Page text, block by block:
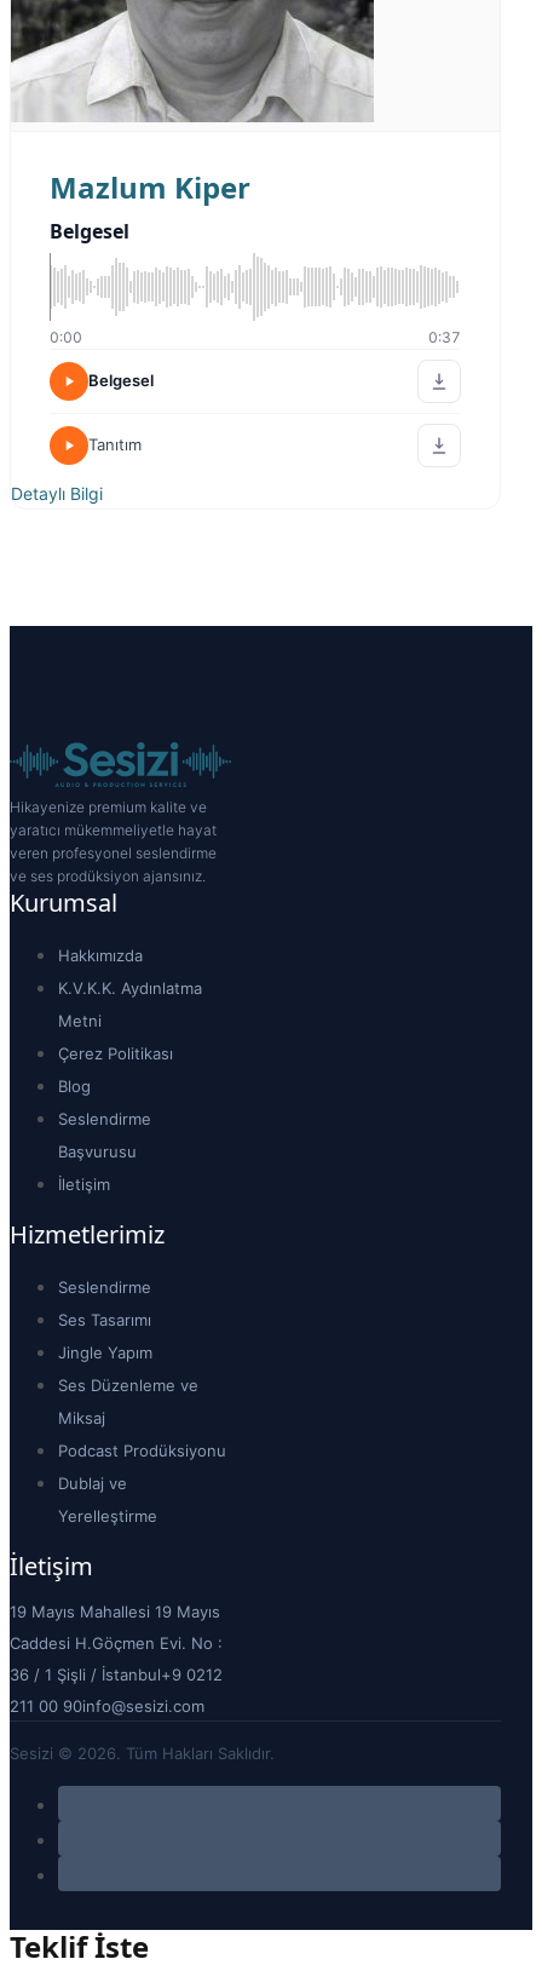
Mazlum Kiper
Belgesel
0:00 0:37
Belgesel
Tanıtım
Detaylı Bilgi
Hikayenize premium kalite ve
yaratıcı mükemmeliyetle hayat
veren profesyonel seslendirme
ve ses prodüksiyon ajansınız.
Kurumsal
Hakkımızda
K.V.K.K. Aydınlatma
Metni
Çerez Politikası
Blog
Seslendirme
Başvurusu
İletişim
Hizmetlerimiz
Seslendirme
Ses Tasarımı
Jingle Yapım
Ses Düzenleme ve
Miksaj
Podcast Prodüksiyonu
Dublaj ve
Yerelleştirme
İletişim
19 Mayıs Mahallesi 19 Mayıs
Caddesi H.Göçmen Evi. No :
36 / 1 Şişli / İstanbul+9 0212
211 00 90info@sesizi.com
Sesizi © 2026. Tüm Hakları Saklıdır.
Teklif İste